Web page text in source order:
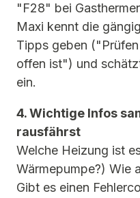
"F28" bei
Maxi kennt die
Tipps geben
offen ist") und
ein.
4. Wichtige Infos
rausfährst
Welche Heizung ist
Wärmepumpe?) Wie
Gibt es einen